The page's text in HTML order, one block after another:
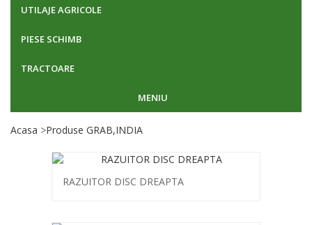
UTILAJE AGRICOLE
PIESE SCHIMB
TRACTOARE
MENIU
Acasa Produse GRAB,INDIA
RAZUITOR DISC DREAPTA